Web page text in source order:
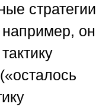
стратегии
он